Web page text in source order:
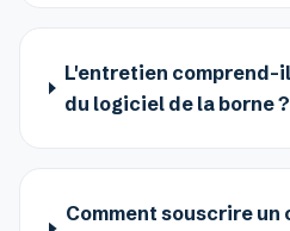
L'entretien comprend-
du logiciel de la borne ?
Comment souscrire un